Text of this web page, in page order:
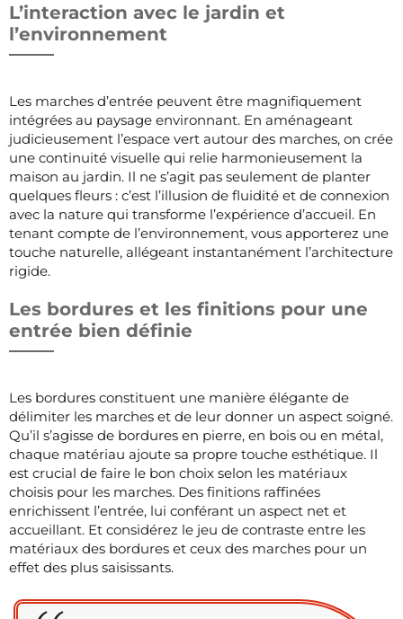
L’interaction avec le jardin et
l’environnement
Les marches d’entrée peuvent être magnifiquement
intégrées au paysage environnant. En aménageant
judicieusement l’espace vert autour des marches, on crée
une continuité visuelle qui relie harmonieusement la
maison au jardin. Il ne s’agit pas seulement de planter
quelques fleurs : c’est l’illusion de fluidité et de connexion
avec la nature qui transforme l’expérience d’accueil. En
tenant compte de l’environnement, vous apporterez une
touche naturelle, allégeant instantanément l’architecture
rigide.
Les bordures et les finitions pour une
entrée bien définie
Les bordures constituent une manière élégante de
délimiter les marches et de leur donner un aspect soigné.
Qu’il s’agisse de bordures en pierre, en bois ou en métal,
chaque matériau ajoute sa propre touche esthétique. Il
est crucial de faire le bon choix selon les matériaux
choisis pour les marches. Des finitions raffinées
enrichissent l’entrée, lui conférant un aspect net et
accueillant. Et considérez le jeu de contraste entre les
matériaux des bordures et ceux des marches pour un
effet des plus saisissants.